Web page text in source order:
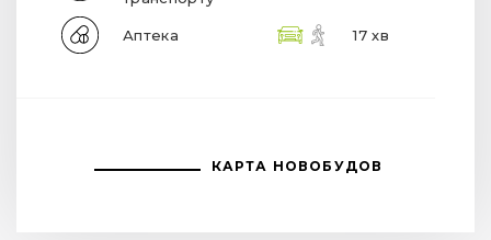
Аптека 17 хв
КАРТА НОВОБУДОВ